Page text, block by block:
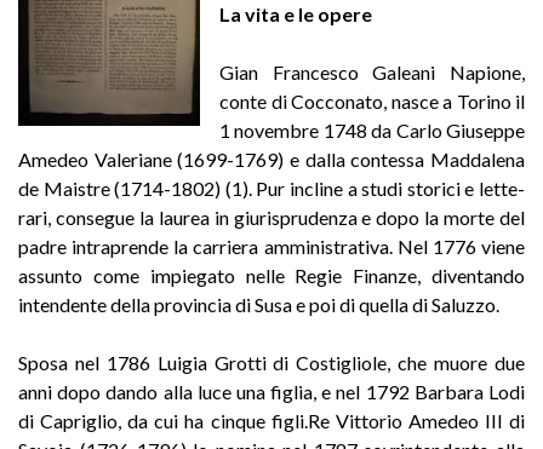
La vita e le opere
Gian Francesco Galeani Napione,
conte di Cocconato, nasce a Torino il
1 novembre 1748 da Carlo Giuseppe
Amedeo Valeriane (1699-1769) e dalla contessa Maddalena
de Maistre (1714-1802) (1). Pur incline a studi storici e lette-
rari, consegue la laurea in giurisprudenza e dopo la morte del
padre intraprende la carriera amministrativa. Nel 1776 viene
assunto come impiegato nelle Regie Finanze, diventando
intendente della provincia di Susa e poi di quella di Saluzzo.
Sposa nel 1786 Luigia Grotti di Costigliole, che muore due
anni dopo dando alla luce una figlia, e nel 1792 Barbara Lodi
di Capriglio, da cui ha cinque figli.Re Vittorio Amedeo III di